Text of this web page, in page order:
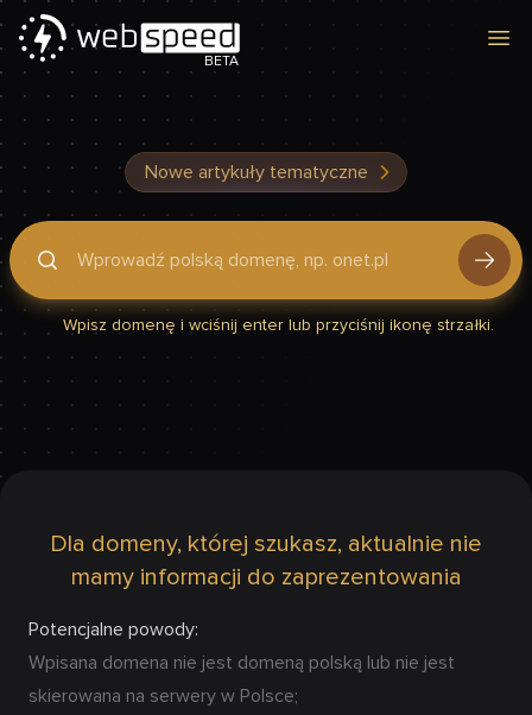
BETA
Nowe artykuły tematyczne
Podaj domenę, by sprawdzić, czy Twoja strona jest szybka
Wpisz domenę i wciśnij enter lub przyciśnij ikonę strzałki.
Dla domeny, której szukasz, aktualnie nie
mamy informacji do zaprezentowania
Potencjalne powody:
Wpisana domena nie jest domeną polską lub nie jest
skierowana na serwery w Polsce;